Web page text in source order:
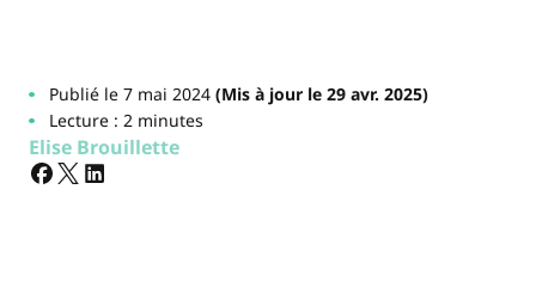
Publié le 7 mai 2024(Mis à jour le 29 avr. 2025)
Lecture : 2 minutes
Elise Brouillette